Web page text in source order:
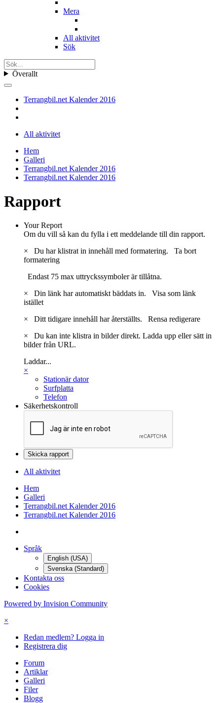
Mera
All aktivitet
Sök
Överallt
Terrangbil.net Kalender 2016
All aktivitet
Hem
Galleri
Terrangbil.net Kalender 2016
Terrangbil.net Kalender 2016
Rapport
Your Report
Om du vill så kan du fylla i ett meddelande till din rapport.
×
Du har klistrat in innehåll med formatering. Ta bort
formatering
Endast 75 max uttryckssymboler är tillåtna.
×
Din länk har automatiskt bäddats in. Visa som länk
istället
×
Ditt tidigare innehåll har återställts. Rensa redigerare
×
Du kan inte klistra in bilder direkt. Ladda upp eller sätt in
bilder från URL.
Laddar...
×
Stationär dator
Surfplatta
Telefon
Säkerhetskontroll
Skicka rapport
All aktivitet
Hem
Galleri
Terrangbil.net Kalender 2016
Terrangbil.net Kalender 2016
Språk
English (USA)
Svenska (Standard)
Kontakta oss
Cookies
Powered by Invision Community
×
Redan medlem? Logga in
Registrera dig
Forum
Artiklar
Galleri
Filer
Blogg